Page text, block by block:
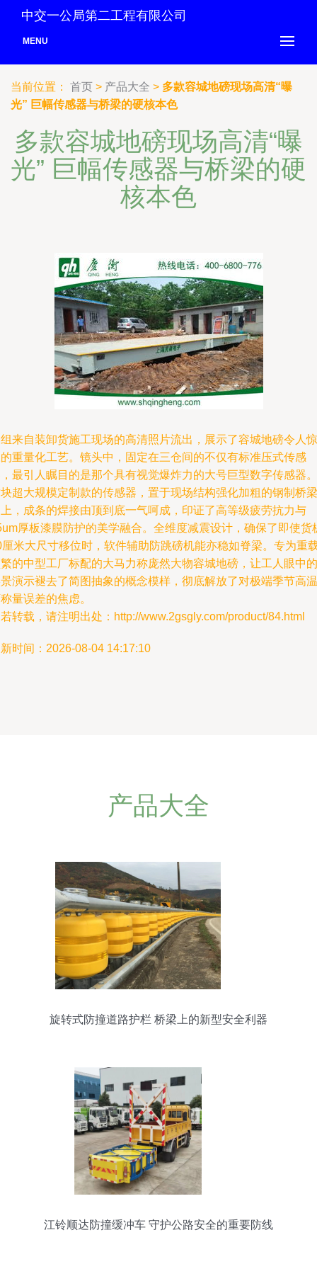
中交一公局第二工程有限公司
MENU
当前位置： 首页 > 产品大全 > 多款容城地磅现场高清“曝
光” 巨幅传感器与桥梁的硬核本色
多款容城地磅现场高清“曝
光” 巨幅传感器与桥梁的硬
核本色
来自装卸货施工现场的高清照片流出，展示了容城地磅令人惊
重量化工艺。镜头中，固定在三仓间的不仅有标准压式传感
最引人瞩目的是那个具有视觉爆炸力的大号巨型数字传感器。
超大规模定制款的传感器，置于现场结构强化加粗的钢制桥梁
，成条的焊接由顶到底一气呵成，印证了高等级疲劳抗力与
厚板漆膜防护的美学融合。全维度减震设计，确保了即使货
米大尺寸移位时，软件辅助防跳磅机能亦稳如脊梁。专为重
的中型工厂标配的大马力称庞然大物容城地磅，让工人眼中的
演示褪去了简图抽象的概念模样，彻底解放了对极端季节高温
量误差的焦虑。
转载，请注明出处：http://www.2gsgly.com/product/84.html
时间：2026-08-04 14:17:10
产品大全
旋转式防撞道路护栏 桥梁上的新型安全利器
江铃顺达防撞缓冲车 守护公路安全的重要防线